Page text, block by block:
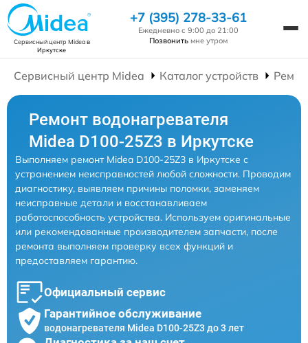
Сервисный центр Mideaв
Иркутске
+7 (395) 278-33-61
Ежедневно с 9:00 до 21:00
Позвонить мне утром
Сервисный центр Midea Каталог устройств
Ремонт водонагревателя
Midea D100-25Z3 в Иркутске
Выполняем ремонт Midea D100-25Z3 в Иркутске с
устранением неисправностей любой сложности. Проводим
диагностику, выявляем причины поломки, заменяем
неисправные детали и восстанавливаем
работоспособность устройства. Используем оригинальные
или рекомендованные производителем запчасти, после
ремонта выполняем проверку всех функций и
предоставляем гарантию.
Официальный сервис
Гарантийное обслуживание
водонагревателя Midea D100-25Z3 до 3 лет